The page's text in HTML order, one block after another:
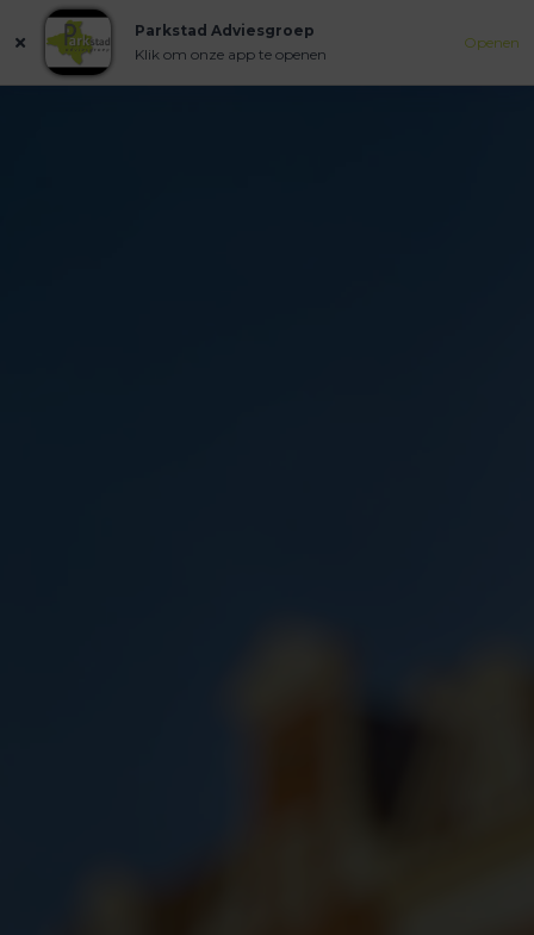
Parkstad Adviesgroep
Klik om onze app te openen
Openen